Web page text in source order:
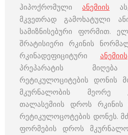
ჰიპოქრომულიანემიის
მკვეთრად გამოხატული
სამიზნისებური ფორმით.
შრატისიერი რკინის
რკინადეფიციტური ანემიის
პრეპარატის მიღება
რეტიკულოციტების დონის
მკურნალობის მეორე
თალასემიის დროს
რეტიკულოცოტების დონეს.
ფორმების დროს